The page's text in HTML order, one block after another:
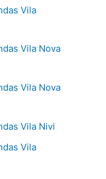
Vila
Vila Nova
Vila Nova
Vila Nivi
Vila